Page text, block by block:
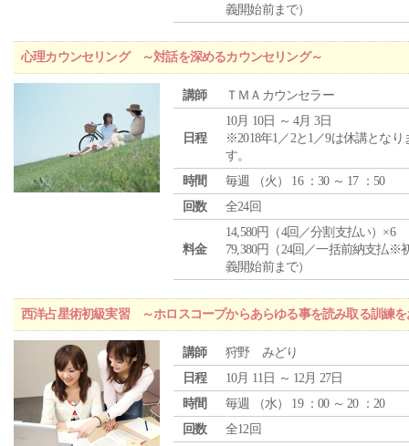
義開始前まで）
心理カウンセリング ～対話を深めるカウンセリング～
講師 ＴＭＡカウンセラー
日程
10月 10日 ～ 4月 3日
※2018年1／2と1／9は休講となり
す。
時間
毎週 （火 ） 16 ：30 ～ 17 ：50
回数
全24回
料金
14,580円（4回／分割支払い）×6
79,380円（24回／一括前納支払※
義開始前まで）
西洋占星術初級実習 ～ホロスコープからあらゆる事を読み取る訓練を
講師
狩野 みどり
日程
10月 11日 ～ 12月 27日
時間
毎週 （水） 19 ：00 ～ 20 ：20
回数
全12回